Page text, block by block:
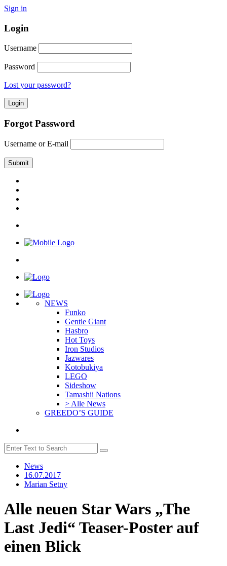
Sign in
Login
Username
Password
Lost your password?
Forgot Password
Username or E-mail
NEWS
Funko
Gentle Giant
Hasbro
Hot Toys
Iron Studios
Jazwares
Kotobukiya
LEGO
Sideshow
Tamashii Nations
> Alle News
GREEDO’S GUIDE
News
16.07.2017
Marian Setny
Alle neuen Star Wars „The
Last Jedi“ Teaser-Poster auf
einen Blick